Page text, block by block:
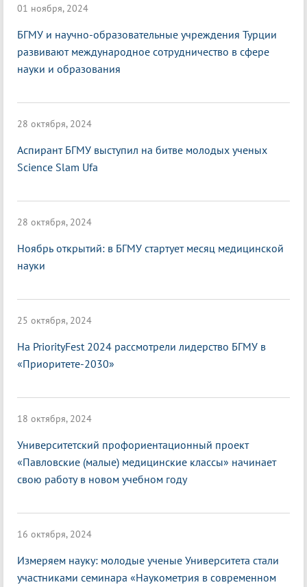
01 ноября, 2024
БГМУ и научно-образовательные учреждения Турции
развивают международное сотрудничество в сфере
науки и образования
28 октября, 2024
Аспирант БГМУ выступил на битве молодых ученых
Science Slam Ufa
28 октября, 2024
Ноябрь открытий: в БГМУ стартует месяц медицинской
науки
25 октября, 2024
На PriorityFest 2024 рассмотрели лидерство БГМУ в
«Приоритете-2030»
18 октября, 2024
Университетский профориентационный проект
«Павловские (малые) медицинские классы» начинает
свою работу в новом учебном году
16 октября, 2024
Измеряем науку: молодые ученые Университета стали
участниками семинара «Наукометрия в современном